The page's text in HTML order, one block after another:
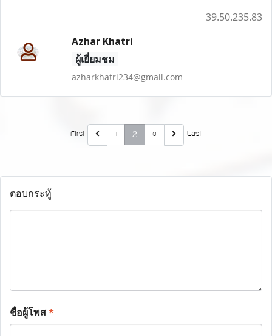
39.50.235.83
Azhar Khatri
ผู้เยี่ยมชม
azharkhatri234@gmail.com
First 1 2 3 Last
ตอบกระทู้
ชื่อผู้โพส*